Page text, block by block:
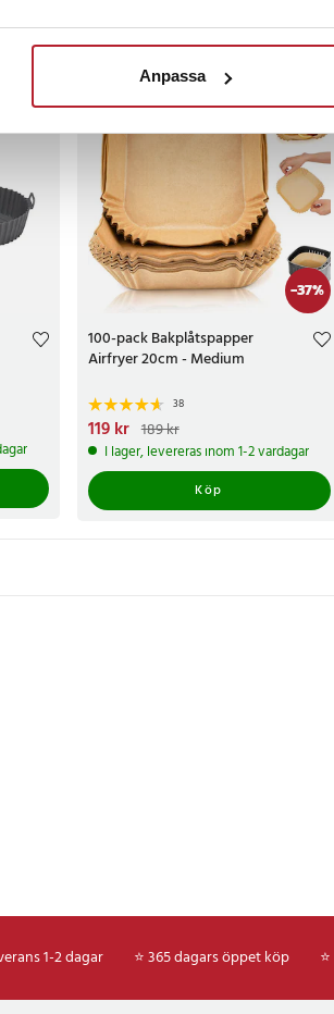
Anpassa
-37%
100-pack Bakplåtspapper
Airfryer 20cm - Medium
38
Nuvarande pris
189 kr
119 kr 189 kr
I lager, levereras inom 1-2 vardagar
Köp
1-2 dagar ⭐ 365 dagars öppet köp ⭐